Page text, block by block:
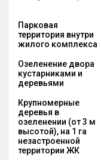
Парковая
территория внутри
жилого комплекса
Озеленение двора
кустарниками и
деревьями
Крупномерные
деревья в
озеленении (от 3 м
высотой), на 1 га
незастроенной
территории ЖК